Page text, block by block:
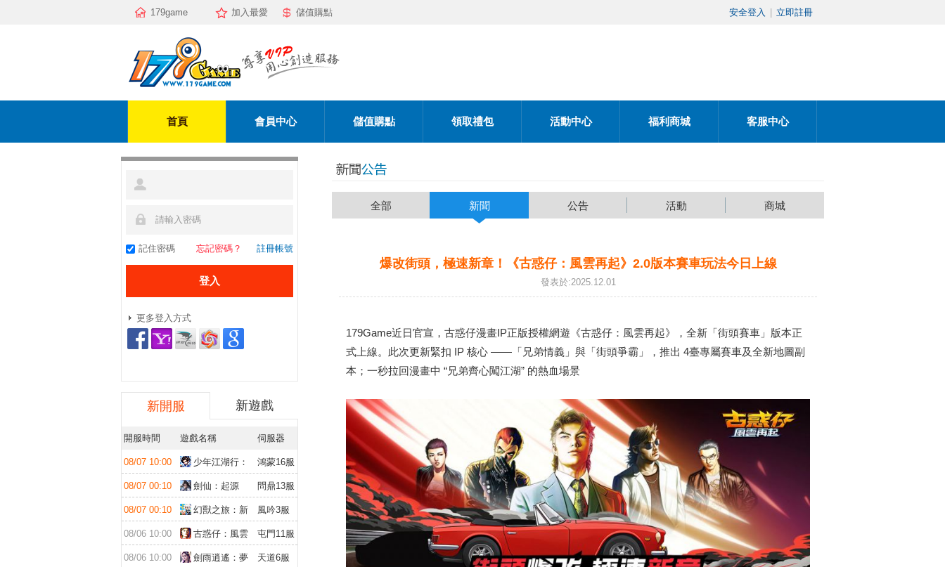
179game 加入最愛 儲值購點 安全登入 立即註冊
首頁 會員中心 儲值購點 領取禮包 活動中心 福利商城 客服中心
記住密碼 忘記密碼？ 註冊帳號
更多登入方式
新開服 新遊戲
開服時間 遊戲名稱 伺服器
08/07 10:00
少年江湖行：
福利版
鴻蒙16服
08/07 00:10 劍仙：起源 問鼎13服
08/07 00:10
幻獸之旅：新
紀元
風吟3服
08/06 10:00
古惑仔：風雲
再起
屯門11服
08/06 10:00
劍雨逍遙：夢
天道6服
全部 新聞 公告 活動 商城
爆改街頭，極速新章！《古惑仔：風雲再起》2.0版本賽車玩法今日上線
發表於:2025.12.01
179Game近日官宣，古惑仔漫畫IP正版授權網遊《古惑仔：風雲再起》，全新「街頭賽車」版本正
式上線。此次更新緊扣 IP 核心 ——「兄弟情義」與「街頭爭霸」，推出 4臺專屬賽車及全新地圖副
本；一秒拉回漫畫中 “兄弟齊心闖江湖” 的熱血場景